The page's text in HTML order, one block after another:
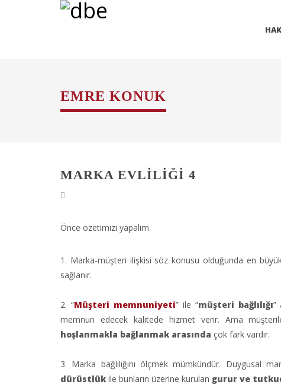
EMRE KONUK
MARKA EVLILIĞI 4
Önce özetimizi yapalım.
1. Marka-müşteri ilişkisi söz konusu olduğunda en
sağlanır.
2. “Müşteri memnuniyeti” ile “müşteri bağlılığı”
memnun edecek kalitede hizmet verir. Ama
hoşlanmakla bağlanmak arasında çok fark vardır.
3. Marka bağlılığını ölçmek mümkündür. Duygusal
dürüstlük ile bunların üzerine kurulan gurur ve